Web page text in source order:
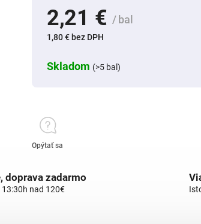
2,21 € / bal
1,80 € bez DPH
Skladom (>5 bal)
Opýtať sa
doprava zadarmo
13:30h nad 120€